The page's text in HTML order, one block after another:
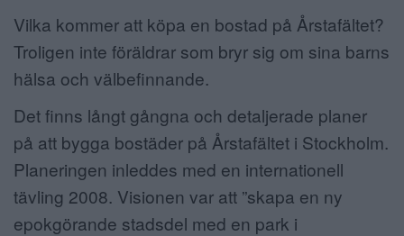
Vilka kommer att köpa en bostad på Årstafältet?
Troligen inte föräldrar som bryr sig om sina barns
hälsa och välbefinnande.
Det finns långt gångna och detaljerade planer
på att bygga bostäder på Årstafältet i Stockholm.
Planeringen inleddes med en internationell
tävling 2008. Visionen var att ”skapa en ny
epokgörande stadsdel med en park i